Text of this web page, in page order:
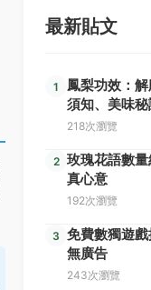
最新貼文
1
鳳梨功效：
須知、美味
218次瀏覽
2 玫瑰花語數
真心意
192次瀏覽
3 免費數獨遊
無廣告
243次瀏覽